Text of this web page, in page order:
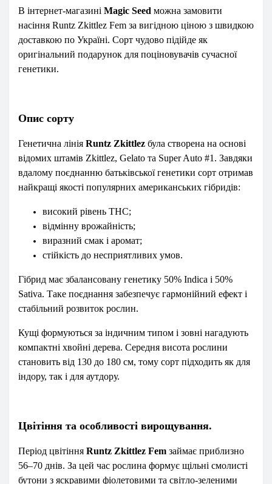
В інтернет-магазині Magic Seed можна замовити
насіння Runtz Zkittlez Fem за вигідною ціною з швидкою
доставкою по Україні. Сорт чудово підійде як
оригінальний подарунок для поціновувачів сучасної
генетики.
Опис сорту
Генетична лінія Runtz Zkittlez була створена на основі
відомих штамів Zkittlez, Gelato та Super Auto #1. Завдяки
вдалому поєднанню батьківської генетики сорт отримав
найкращі якості популярних американських гібридів:
високий рівень THC;
відмінну врожайність;
виразний смак і аромат;
стійкість до несприятливих умов.
Гібрид має збалансовану генетику 50% Indica і 50%
Sativa. Таке поєднання забезпечує гармонійний ефект і
стабільний розвиток рослин.
Кущі формуються за індичним типом і зовні нагадують
компактні хвойні дерева. Середня висота рослини
становить від 130 до 180 см, тому сорт підходить як для
індору, так і для аутдору.
Цвітіння та особливості вирощування.
Період цвітіння Runtz Zkittlez Fem займає приблизно
56–70 днів. За цей час рослина формує щільні смолисті
бутони з яскравими фіолетовими та світло-зеленими